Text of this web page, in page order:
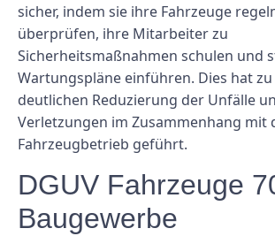
sicher, indem sie ihre Fahrzeuge
überprüfen, ihre Mitarbeiter zu
Sicherheitsmaßnahmen schulen und
Wartungspläne einführen. Dies hat
deutlichen Reduzierung der Unfälle
Verletzungen im Zusammenhang mit
Fahrzeugbetrieb geführt.
DGUV Fahrzeuge
Baugewerbe